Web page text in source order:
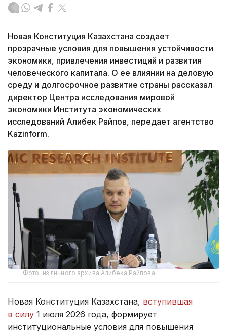
Новая Конституция Казахстана создает
прозрачные условия для повышения устойчивости
экономики, привлечения инвестиций и развития
человеческого капитала. О ее влиянии на деловую
среду и долгосрочное развитие страны рассказал
директор Центра исследования мировой
экономики Института экономических
исследований Алибек Райпов, передает агентство
Kazinform.
Фото: из личного архива Алибека Райпова
Новая Конституция Казахстана, вступившая
в силу 1 июля 2026 года, формирует
институциональные условия для повышения